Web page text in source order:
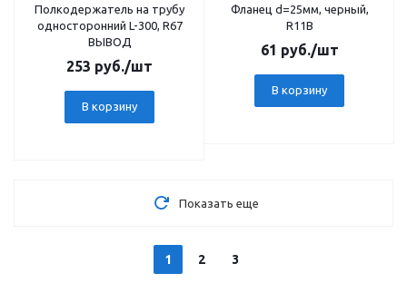
Полкодержатель на трубу
односторонний L-300, R67
ВЫВОД
253 руб./шт
В корзину
Фланец d=25мм, черный,
R11B
61 руб./шт
В корзину
Показать еще
1 2 3